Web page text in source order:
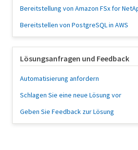
Bereitstellung von Amazon FSx for
Bereitstellen von PostgreSQL in AWS
Lösungsanfragen und Feedback
Automatisierung anfordern
Schlagen Sie eine neue Lösung vor
Geben Sie Feedback zur Lösung